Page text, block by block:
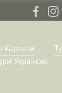
Карпати
Україною